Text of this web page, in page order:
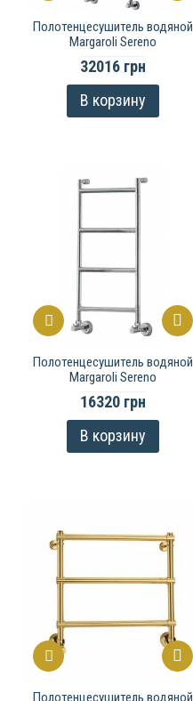
Полотенцесушитель водяной
Margaroli Sereno
32016 грн
В корзину
Полотенцесушитель водяной
Margaroli Sereno
16320 грн
В корзину
Полотенцесушитель водяной